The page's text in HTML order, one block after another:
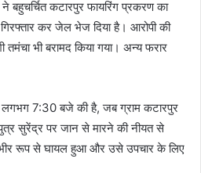
बहुचर्चित कटारपुर फायरिंग प्रकरण का
कर जेल भेज दिया है। आरोपी की
तमंचा भी बरामद किया गया। अन्य फरार
7:30 बजे की है, जब ग्राम कटारपुर
सुरेंद्र पर जान से मारने की नीयत से
रूप से घायल हुआ और उसे उपचार के लिए